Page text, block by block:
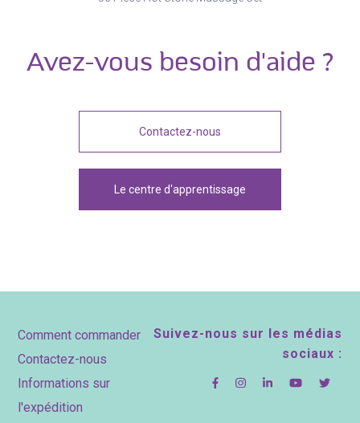
Avez-vous besoin d'aide ?
Contactez-nous
Le centre d'apprentissage
Footer
Comment commander
Contactez-nous
Informations sur
l'expédition
Suivez-nous sur les médias
sociaux :